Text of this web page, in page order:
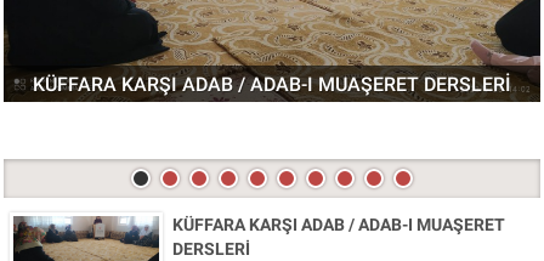
Aile Eğitimi
Video
KÜFFARA KARŞI ADAB / ADAB-I MUAŞERET DERSLERİ
KÜFFARA KARŞI ADAB / ADAB-I MUAŞERET
DERSLERİ